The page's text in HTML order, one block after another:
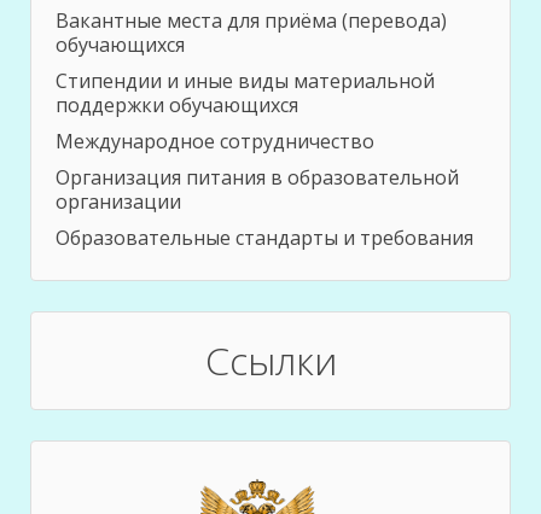
Вакантные места для приёма (перевода)
обучающихся
Стипендии и иные виды материальной
поддержки обучающихся
Международное сотрудничество
Организация питания в образовательной
организации
Образовательные стандарты и требования
Ссылки